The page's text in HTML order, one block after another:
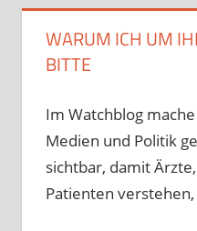
WARUM ICH UM
BITTE
Im Watchblog
Medien und Politik
sichtbar, damit
Patienten